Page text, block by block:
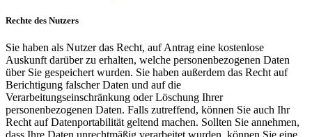
Rechte des Nutzers
Sie haben als Nutzer das Recht, auf Antrag eine kostenlose
Auskunft darüber zu erhalten, welche personenbezogenen Daten
über Sie gespeichert wurden. Sie haben außerdem das Recht auf
Berichtigung falscher Daten und auf die
Verarbeitungseinschränkung oder Löschung Ihrer
personenbezogenen Daten. Falls zutreffend, können Sie auch Ihr
Recht auf Datenportabilität geltend machen. Sollten Sie annehmen,
dass Ihre Daten unrechtmäßig verarbeitet wurden, können Sie eine